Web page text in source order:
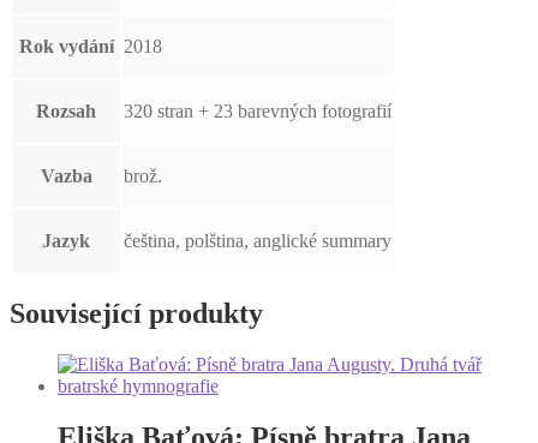
Rok vydání 2018
Rozsah 320 stran + 23 barevných fotografií
Vazba brož.
Jazyk čeština, polština, anglické summary
Související produkty